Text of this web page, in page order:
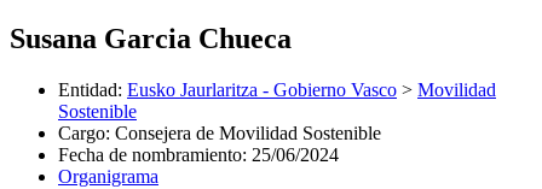
Susana Garcia Chueca
Entidad: Eusko Jaurlaritza - Gobierno Vasco > Movilidad
Sostenible
Cargo: Consejera de Movilidad Sostenible
Fecha de nombramiento: 25/06/2024
Organigrama